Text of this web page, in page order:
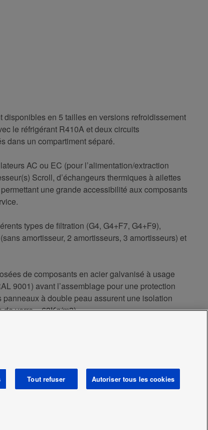
disponibles en 5 tailles en versions refroidissement
le réfrigérant R410A et deux circuits
dans un compartiment séparé.
AC ou EC (pour l’alimentation/extraction
Scroll, d’échangeurs thermiques à ailettes
une grande accessibilité aux composants
types de filtration (G4, G4+F7, G4+F9),
amortisseur, 2 amortisseurs, 3 amortisseurs) et
de composants en acier galvanisé à usage
9001) avant l’assemblage pour une protection
à double peau assurent une isolation
de verre – 63Kg/m3).
de fonctionnement et les alarmes.
Tout refuser Autoriser tous les cookies